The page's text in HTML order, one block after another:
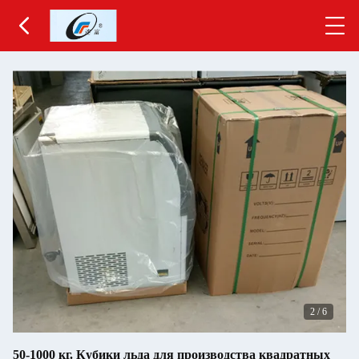
2 /6
50-1000 кг. Кубики льда для производства квадратных